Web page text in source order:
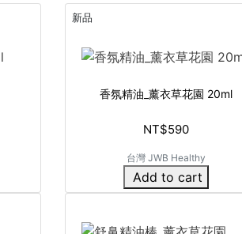
新品
香氛精油_薰衣草花園 20ml
NT$590
台灣 JWB Healthy
Add to cart